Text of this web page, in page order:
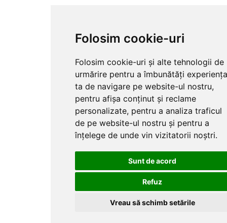
Folosim cookie-uri
Folosim cookie-uri și alte tehnologii de
urmărire pentru a îmbunătăți
ta de navigare pe website-ul nostru,
pentru afișa conținut și reclame
personalizate, pentru a analiza traficul
de pe website-ul nostru și pentru a
înțelege de unde vin vizitatorii noștri.
Sunt de acord
Refuz
Vreau să schimb setările